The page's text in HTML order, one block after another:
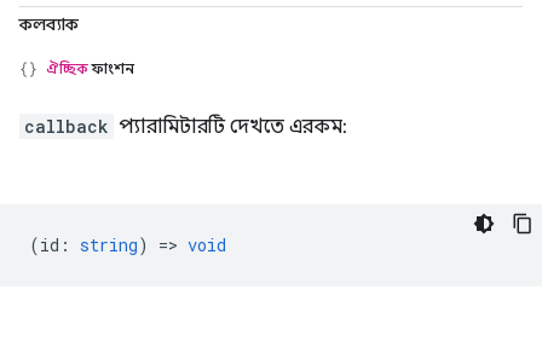
কলব্যাক
ঐচ্ছিকফাংশন
callback প্যারামিটারটি দেখতে এরকম:
(id : string) => void